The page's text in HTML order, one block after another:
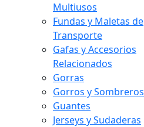
Multiusos
Fundas y Maletas de
Transporte
Gafas y Accesorios
Relacionados
Gorras
Gorros y Sombreros
Guantes
Jerseys y Sudaderas